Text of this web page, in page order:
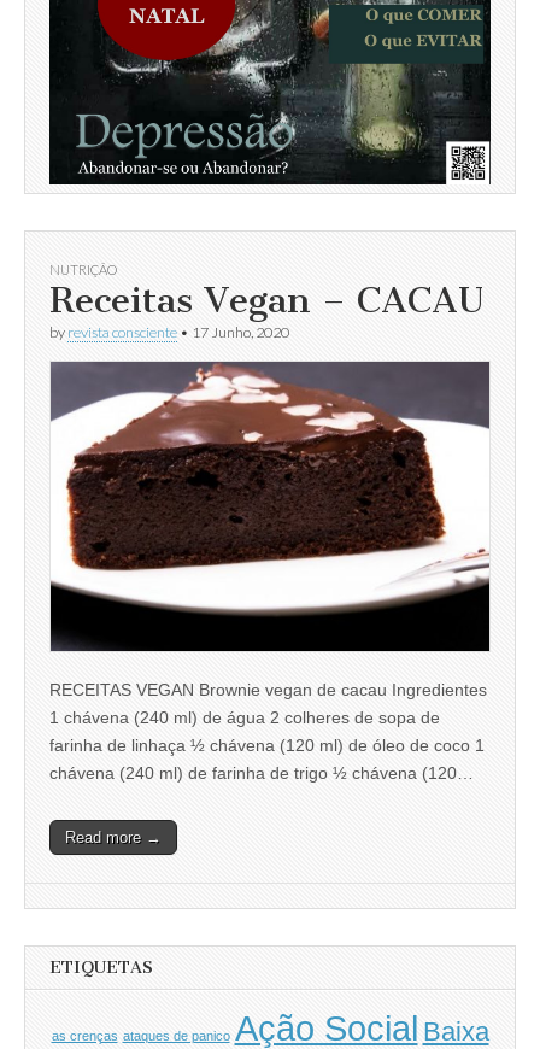
NUTRIÇÃO
Receitas Vegan – CACAU
by revista consciente • 17 Junho, 2020
RECEITAS VEGAN Brownie vegan de cacau Ingredientes
1 chávena (240 ml) de água 2 colheres de sopa de
farinha de linhaça ½ chávena (120 ml) de óleo de coco 1
chávena (240 ml) de farinha de trigo ½ chávena (120…
Read more →
ETIQUETAS
as crenças ataques de panico Ação Social Baixa